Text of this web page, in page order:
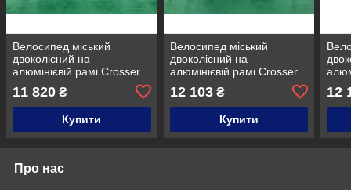
Велосипед міський
двоколісний на
алюмінієвій рамі Crosser
Чорно-зелений
11 820 ₴
Купити
Велосипед міський
двоколісний на
алюмінієвій рамі Crosser
City Life Lady 28" рама 18"
Чорно-червоний
12 103₴
Купити
12
Про нас